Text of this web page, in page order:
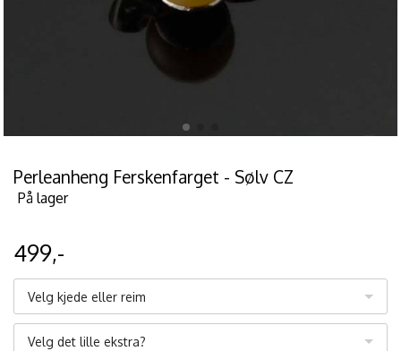
Perleanheng Ferskenfarget - Sølv CZ
På lager
499,-
Velg kjede eller reim
Velg det lille ekstra?